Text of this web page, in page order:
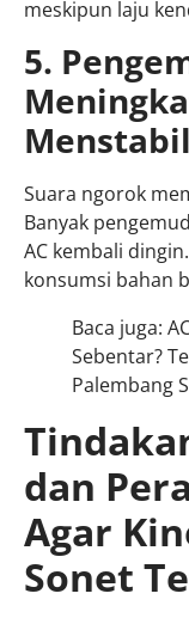
meskipun laju
5.
Suara ngorok
Banyak
AC kembali
konsumsi bahan
Baca juga:
Sebentar?
Palembang
dan
Agar
Sonet